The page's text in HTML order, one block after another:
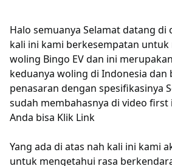
Halo semuanya Selamat datang
kali ini kami berkesempatan untuk
woling Bingo EV dan ini
keduanya woling di Indonesia dan
penasaran dengan spesifikasinya
sudah membahasnya di video first
Anda bisa Klik Link
Yang ada di atas nah kali ini kami
untuk mengetahui rasa